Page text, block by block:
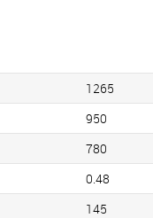
1265
950
780
0.48
145